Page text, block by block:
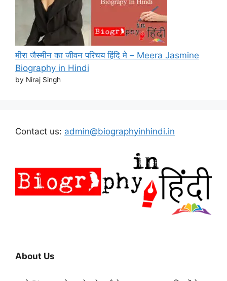
मीरा जैस्मीन का जीवन परिचय हिंदि मे – Meera Jasmine
Biography in Hindi
by Niraj Singh
Contact us: admin@biographyinhindi.in
About Us